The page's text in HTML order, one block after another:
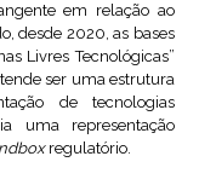
em relação ao
desde 2020, as bases
Livres Tecnológicas”
ser uma estrutura
de tecnologias
uma representação
regulatório.